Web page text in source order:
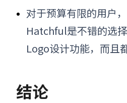
对于预算有限的用户
Hatchful是不错的选
Logo设计功能，而且
结论